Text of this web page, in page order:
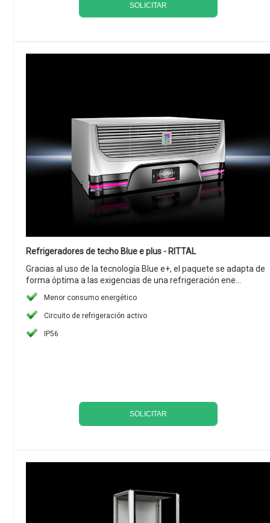
SOLICITAR
Refrigeradores de techo Blue e plus - RITTAL
Gracias al uso de la tecnología Blue e+, el paquete se adapta de
forma óptima a las exigencias de una refrigeración ene...
Menor consumo energético
Circuito de refrigeración activo
IP56
SOLICITAR